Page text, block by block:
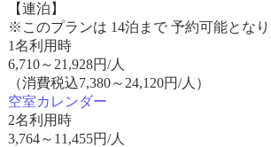
【連泊】
※このプランは 14泊まで 予約可能となり
1名利用時
6,710～ 21,928円/人
（消費税込7,380～24,120円/人）
空室カレンダー
2名利用時
3,764～ 11,455円/人